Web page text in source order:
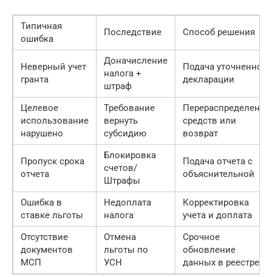
Типичная
ошибка
Последствие Способ решения
Неверный учет
гранта
Доначисление
налога +
штраф
Подача уточненной
декларации
Целевое
использование
нарушено
Требование
вернуть
субсидию
Перераспределение
средств или
возврат
Пропуск срока
отчета
Блокировка
счетов/
Штрафы
Подача отчета с
объяснительной
Ошибка в
ставке льготы
Недоплата
налога
Корректировка
учета и доплата
Отсутствие
документов
МСП
Отмена
льготы по
УСН
Срочное
обновление
данных в реестре